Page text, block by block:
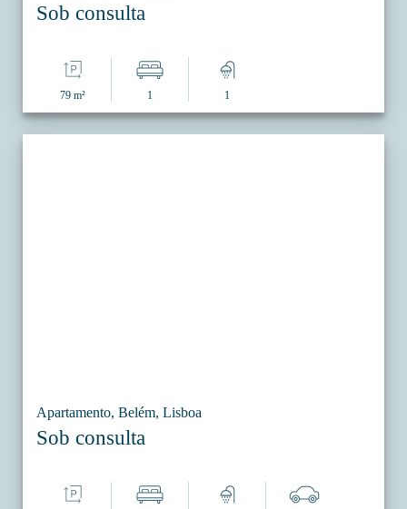
Sob consulta
79 m² 1 1
Apartamento, Belém, Lisboa
Sob consulta